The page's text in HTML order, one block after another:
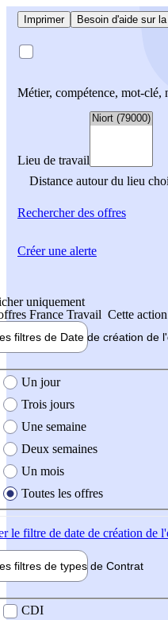
Imprimer Besoin d'aide sur
Métier, compétence, mot-clé,
Lieu de travail
Distance autour du lieu
Rechercherdes offres
uniquement
France Travail Cette
filtres de Date de création de
création de l'offre
Un jour
Trois jours
Une semaine
Deux semaines
Un mois
Toutes les offres
le filtre de date de création de
filtres de types de Contrat
contrat
CDI
Créer une alerte